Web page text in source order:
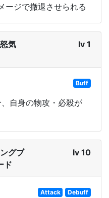
ージで撤退させられる
気 lv 1
Buff
自身の物攻・必殺が
グブ
ド
lv 10
Attack Debuff